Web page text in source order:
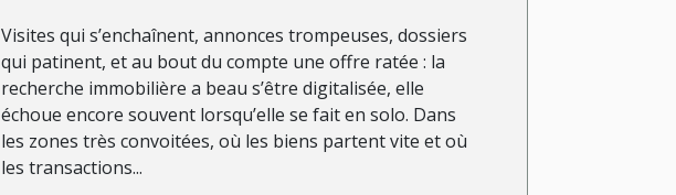
Visites qui s’enchaînent, annonces trompeuses, dossiers
qui patinent, et au bout du compte une offre ratée : la
recherche immobilière a beau s’être digitalisée, elle
échoue encore souvent lorsqu’elle se fait en solo. Dans
les zones très convoitées, où les biens partent vite et où
les transactions...